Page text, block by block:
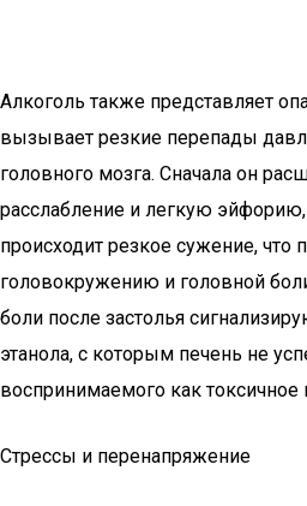
Алкоголь также представляет
вызывает резкие перепады
головного мозга. Сначала он
расслабление и легкую
происходит резкое сужение, что
головокружению и головной
боли после застолья
этанола, с которым печень не
воспринимаемого как токсичное
Стрессы и перенапряжение